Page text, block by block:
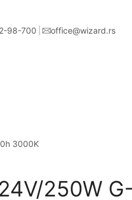
98-700
office@wizard.rs
3000K
250W